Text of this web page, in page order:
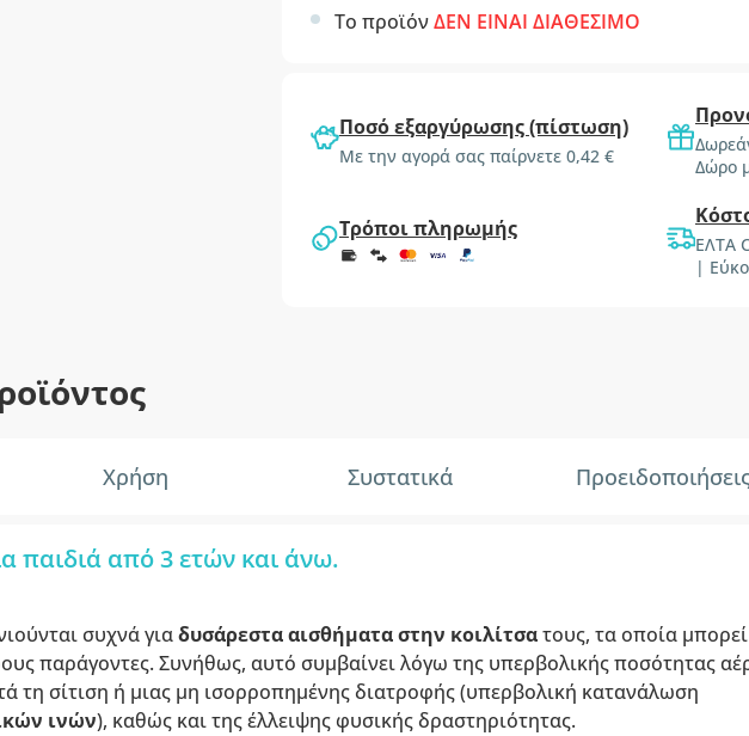
Το προϊόνΔΕΝ ΕΙΝΑΙ ΔΙΑΘΕΣΙΜΟ
Ποσό εξαργύρωσης (πίστωση)
Με την αγορά σας παίρνετε 0,42 €
Δώρο
Τρόποι πληρωμής
ΕΛΤΑ
|
Χρήση Συστατικά
παιδιά από 3 ετών και άνω.
συχνά γιαδυσάρεστα αισθήματα στην κοιλίτσατους, τα οποία μπορεί
παράγοντες. Συνήθως, αυτό συμβαίνει λόγω της υπερβολικής ποσότητας
τη σίτιση ή μιας μη ισορροπημένης διατροφής (υπερβολική κατανάλωση
ινών), καθώς και της έλλειψης φυσικής δραστηριότητας.